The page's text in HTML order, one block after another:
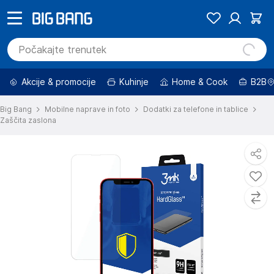
Akcije & promocije Kuhinje Home & Cook B2B
Big Bang Mobilne naprave in foto
Dodatki za telefone in tablice
Zaščita zaslona